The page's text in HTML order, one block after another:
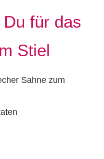
für das
Stiel
Sahne zum